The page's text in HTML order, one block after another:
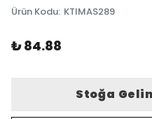
Ürün Kodu: KTIMAS289
₺ 84.88
Stoğa